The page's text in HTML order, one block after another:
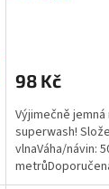
98 Kč
Výjimečně
superwash!
vlnaVáha/návin:
Instagram: